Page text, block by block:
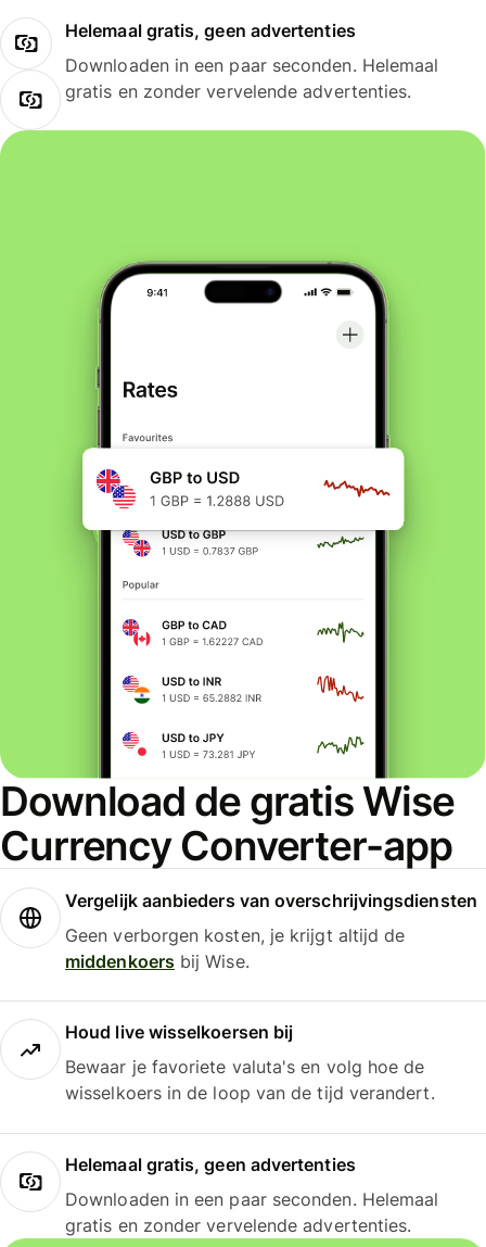
Helemaal gratis, geen advertenties
Downloaden in een paar seconden. Helemaal
gratis en zonder vervelende advertenties.
Download de gratis Wise
Currency Converter-app
Vergelijk aanbieders van overschrijvingsdiensten
Geen verborgen kosten, je krijgt altijd de
middenkoersbij Wise.
Houd live wisselkoersen bij
Bewaar je favoriete valuta's en volg hoe de
wisselkoers in de loop van de tijd verandert.
Helemaal gratis, geen advertenties
Downloaden in een paar seconden. Helemaal
gratis en zonder vervelende advertenties.